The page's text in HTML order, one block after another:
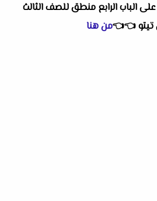
الباب الرابع منطق للصف الثالث
👈
👈من هنا